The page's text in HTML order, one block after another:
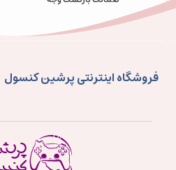
فروشگاه اینترنتی پرشین کنسول